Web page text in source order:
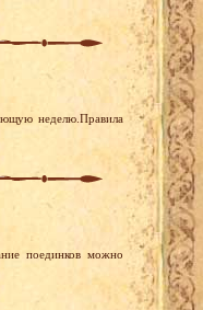
неделю.Правила
поединков можно